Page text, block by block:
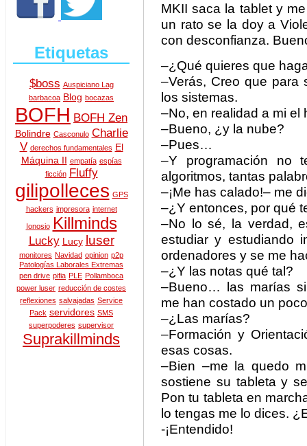
Etiquetas
$boss Auspiciano Lag
barbacoa Blog bocazas
BOFH BOFH Zen
Bolindre Casconulo Charlie
V derechos fundamentales El
Máquina II empatía espías
ficción
Fluffy
gilipolleces GPS
hackers impresora internet
Ionosio Killminds
Lucky Lucy luser
monitores Navidad opinion p2p
Patologías Laborales Extremas
pen drive pifia PLE Pollamboca
power luser reducción de costes
reflexiones salvajadas Service
Pack servidores SMS
superpoderes supervisor
Suprakillminds
MKII saca la tablet y
un rato se la doy a
con desconfianza.
–¿Qué quieres que
–Verás, Creo que para
los sistemas.
–No, en realidad a mi
–Bueno, ¿y la nube?
–Pues…
–Y programación no
algoritmos, tantas
–¡Me has calado!– me
–¿Y entonces, por qué
–No lo sé, la verdad,
estudiar y estudiando
ordenadores y se me
–¿Y las notas qué tal?
–Bueno… las marías
me han costado un
–¿Las marías?
–Formación y
esas cosas.
–Bien –me la quedo
sostiene su tableta y
Pon tu tableta en
lo tengas me lo dices.
-¡Entendido!